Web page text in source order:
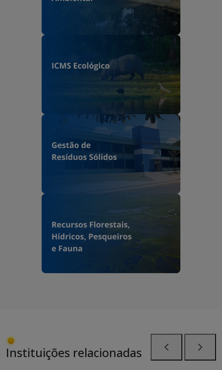
Instituições relacionadas